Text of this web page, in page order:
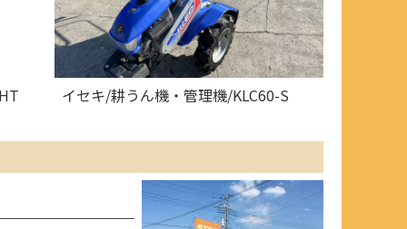
イセキ/耕うん機・管理機/KLC60-S